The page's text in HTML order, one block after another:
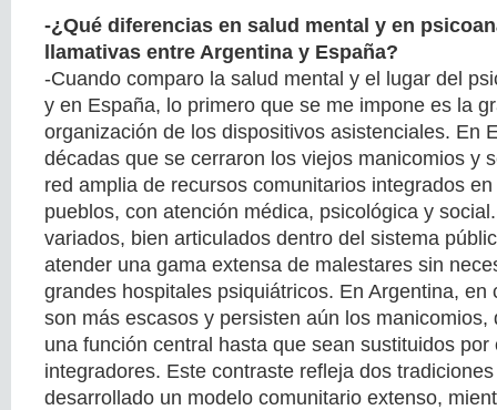
-¿Qué diferencias en salud mental y en
llamativas entre Argentina y España?
-Cuando comparo la salud mental y el lugar del
y en España, lo primero que se me impone es la
organización de los dispositivos asistenciales. En
décadas que se cerraron los viejos manicomios y
red amplia de recursos comunitarios integrados
pueblos, con atención médica, psicológica y
variados, bien articulados dentro del sistema
atender una gama extensa de malestares sin
grandes hospitales psiquiátricos. En Argentina, en
son más escasos y persisten aún los manicomios,
una función central hasta que sean sustituidos
integradores. Este contraste refleja dos
desarrollado un modelo comunitario extenso,